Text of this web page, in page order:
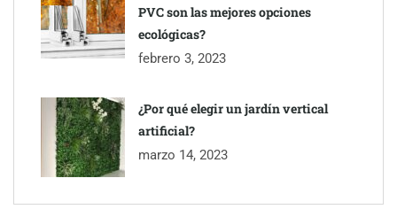
PVC son las mejores opciones
ecológicas?
febrero 3, 2023
¿Por qué elegir un jardín vertical
artificial?
marzo 14, 2023